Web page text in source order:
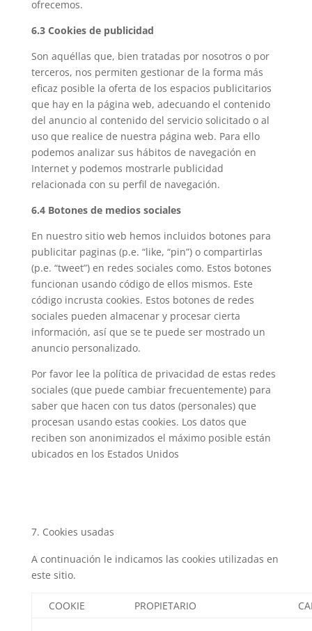
ofrecemos.
6.3 Cookies de publicidad
Son aquéllas que, bien tratadas por nosotros o por
terceros, nos permiten gestionar de la forma más
eficaz posible la oferta de los espacios publicitarios
que hay en la página web, adecuando el contenido
del anuncio al contenido del servicio solicitado o al
uso que realice de nuestra página web. Para ello
podemos analizar sus hábitos de navegación en
Internet y podemos mostrarle publicidad
relacionada con su perfil de navegación.
6.4 Botones de medios sociales
En nuestro sitio web hemos incluidos botones para
publicitar paginas (p.e. “like, “pin”) o compartirlas
(p.e. “tweet”) en redes sociales como. Estos botones
funcionan usando código de ellos mismos. Este
código incrusta cookies. Estos botones de redes
sociales pueden almacenar y procesar cierta
información, así que se te puede ser mostrado un
anuncio personalizado.
Por favor lee la política de privacidad de estas redes
sociales (que puede cambiar frecuentemente) para
saber que hacen con tus datos (personales) que
procesan usando estas cookies. Los datos que
reciben son anonimizados el máximo posible están
ubicados en los Estados Unidos
Cookies usadas
A continuación le indicamos las cookies utilizadas en
este sitio.
COOKIE PROPIETARIO